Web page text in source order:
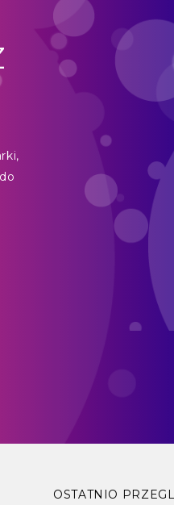
OSTATNIO